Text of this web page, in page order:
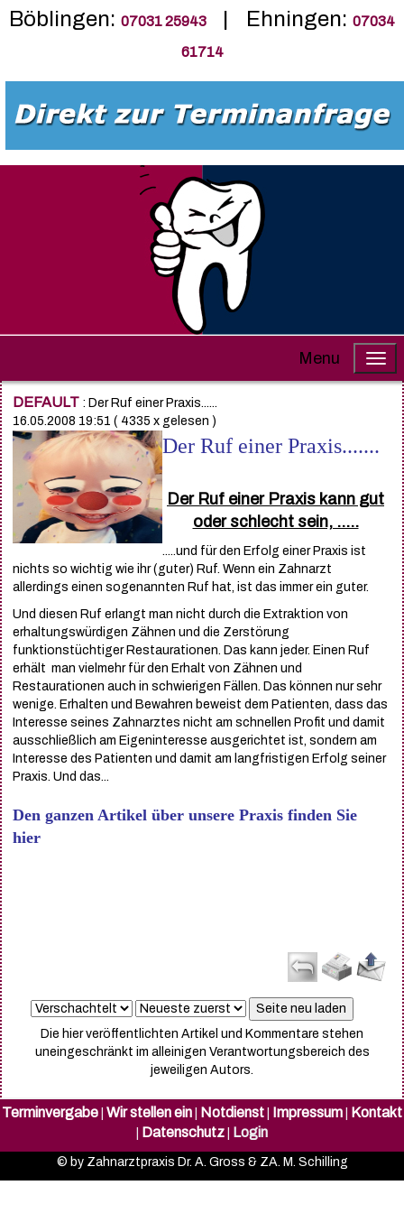
Böblingen: 07031 25943 | Ehningen: 07034
61714
Menu
DEFAULT: Der Ruf einer Praxis......
16.05.2008 19:51 ( 4335 x gelesen )
Der Ruf einer Praxis.......
Der Ruf einer Praxis kann gut
oder schlecht sein, .....
.....und für den Erfolg einer Praxis ist
nichts so wichtig wie ihr (guter) Ruf. Wenn ein Zahnarzt
allerdings einen sogenannten Ruf hat, ist das immer ein guter.
Und diesen Ruf erlangt man nicht durch die Extraktion von
erhaltungswürdigen Zähnen und die Zerstörung
funktionstüchtiger Restaurationen. Das kann jeder. Einen Ruf
erhält man vielmehr für den Erhalt von Zähnen und
Restaurationen auch in schwierigen Fällen. Das können nur sehr
wenige. Erhalten und Bewahren beweist dem Patienten, dass das
Interesse seines Zahnarztes nicht am schnellen Profit und damit
ausschließlich am Eigeninteresse ausgerichtet ist, sondern am
Interesse des Patienten und damit am langfristigen Erfolg seiner
Praxis. Und das...
Den ganzen Artikel über unsere Praxis finden Sie
hier
Die hier veröffentlichten Artikel und Kommentare stehen
uneingeschränkt im alleinigen Verantwortungsbereich des
jeweiligen Autors.
Terminvergabe Wir stellen ein Notdienst Impressum Kontakt
Datenschutz Login
© by Zahnarztpraxis Dr. A. Gross & ZA. M. Schilling